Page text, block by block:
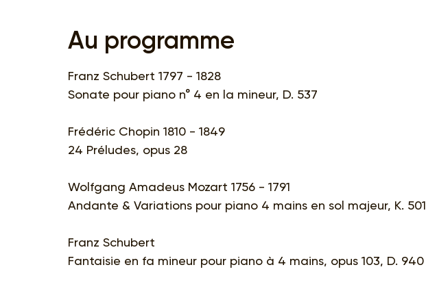
Au programme
Franz Schubert 1797 - 1828
Sonate pour piano n° 4 en la mineur, D. 537
Frédéric Chopin 1810 - 1849
24 Préludes, opus 28
Wolfgang Amadeus Mozart 1756 - 1791
Andante & Variations pour piano 4 mains en sol majeur, K. 501
Franz Schubert
Fantaisie en fa mineur pour piano à 4 mains, opus 103, D. 940